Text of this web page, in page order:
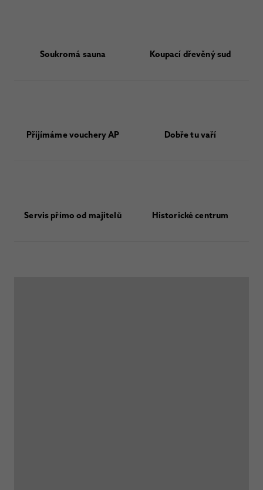
Soukromá sauna Koupací dřevěný sud
Přijímáme vouchery AP Dobře tu vaří
Servis přímo od majitelů Historické centrum